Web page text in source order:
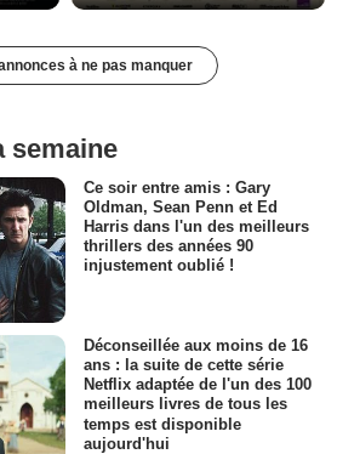
à ne pas manquer
semaine
Ce soir entre amis : Gary
Oldman, Sean Penn et Ed
Harris dans l'un des meilleurs
thrillers des années 90
injustement oublié !
Déconseillée aux moins de 16
ans : la suite de cette série
Netflix adaptée de l'un des 100
meilleurs livres de tous les
temps est disponible
aujourd'hui